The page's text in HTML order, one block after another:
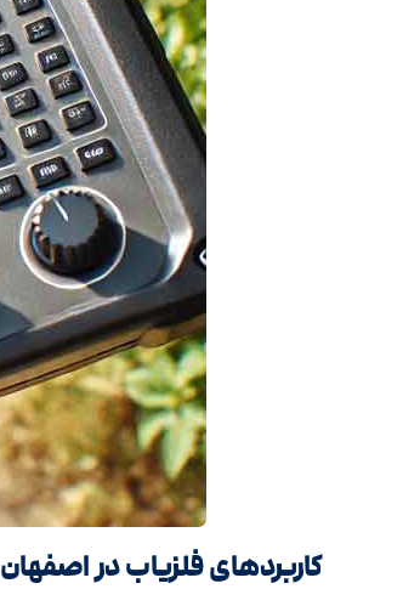
کاربردهای فلزیاب در اصفهان